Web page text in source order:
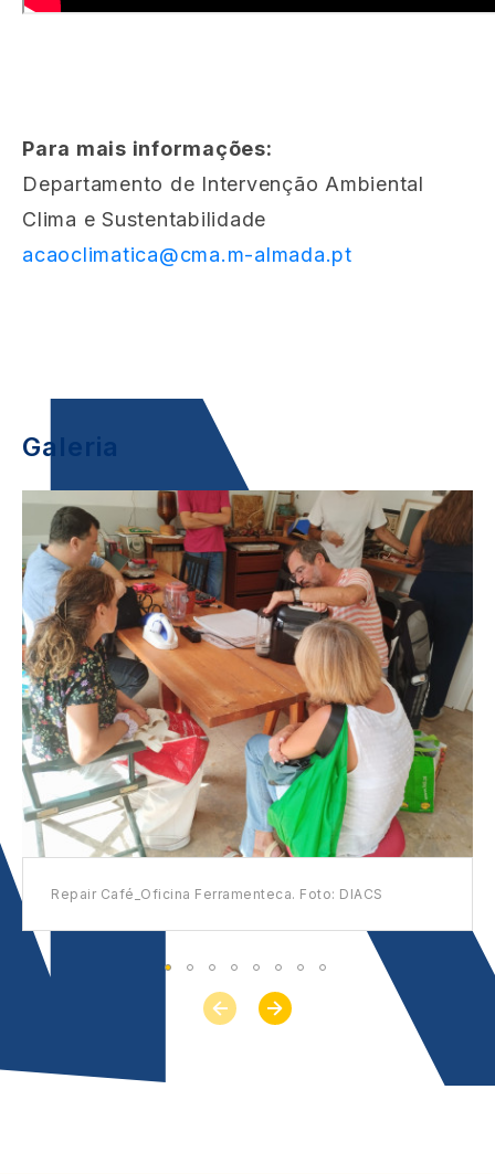
Para mais informações:
Departamento de Intervenção Ambiental
Clima e Sustentabilidade
acaoclimatica@cma.m-almada.pt
Galeria
Image
Repair Café_Oficina Ferramenteca. Foto: DIACS